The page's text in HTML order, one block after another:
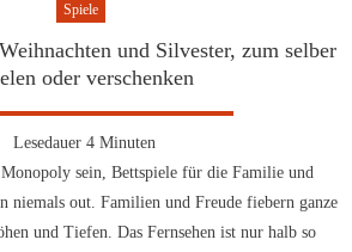
Spiele
und Silvester, zum selber
oder verschenken
Lesedauer 4 Minuten
sein, Bettspiele für die Familie und
niemals out. Familien und Freude fiebern ganze
und Tiefen. Das Fernsehen ist nur halb so